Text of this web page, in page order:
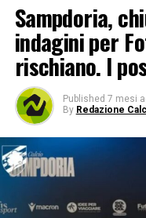
Sampdoria,
indagini per
rischiano. I
Published 7 mesi
By Redazione